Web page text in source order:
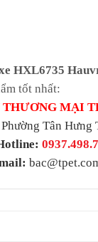
HXL6735
tốt nhất:
THƯƠNG MẠI
Tân Hưng